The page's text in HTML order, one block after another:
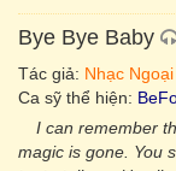
Bye Bye Baby
Tác giả: Nhạc Ngoại
Ca sỹ thể hiện:
I can remember
magic is gone. You